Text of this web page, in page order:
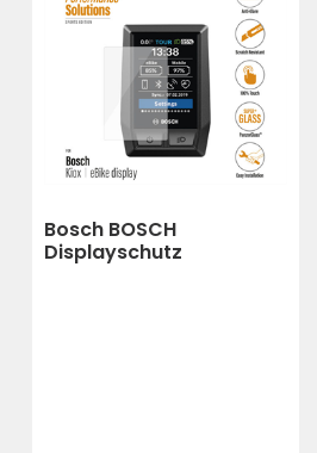
Bosch BOSCH
Displayschutz